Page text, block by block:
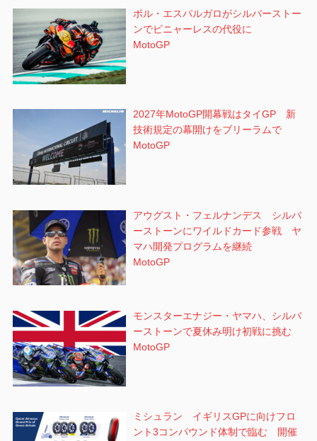
ポル・エスパルガロがシルバーストー
ンでビニャーレスの代役に
MotoGP
2027年MotoGP開幕戦はタイGP 新
技術規定の幕開けをブリーラムで
MotoGP
アウグスト・フェルナンデス シルバ
ーストーンにワイルドカード参戦 ヤ
マハ開発プログラムを継続
MotoGP
モンスターエナジー・ヤマハ、シルバ
ーストーンで夏休み明け初戦に挑む
MotoGP
ミシュラン イギリスGPに向けフロ
ント3コンパウンド体制で臨む 開催